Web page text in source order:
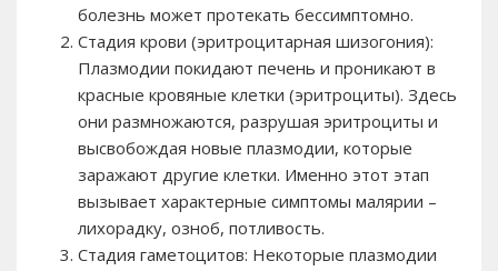
болезнь может протекать бессимптомно.
Стадия крови (эритроцитарная шизогония):
Плазмодии покидают печень и проникают в
красные кровяные клетки (эритроциты). Здесь
они размножаются, разрушая эритроциты и
высвобождая новые плазмодии, которые
заражают другие клетки. Именно этот этап
вызывает характерные симптомы малярии –
лихорадку, озноб, потливость.
Стадия гаметоцитов: Некоторые плазмодии